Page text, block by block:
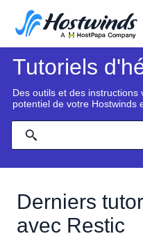
Tutoriels
Des outils et des
potentiel de votre Hostwinds
Derniers
avec Restic